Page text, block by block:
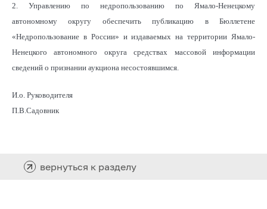
2. Управлению по недропользованию по Ямало-Ненецкому
автономному округу обеспечить публикацию в Бюллетене
«Недропользование в России» и издаваемых на территории Ямало-
Ненецкого автономного округа средствах массовой информации
сведений о признании аукциона несостоявшимся.
И.о. Руководителя
П.В.Садовник
вернуться к разделу